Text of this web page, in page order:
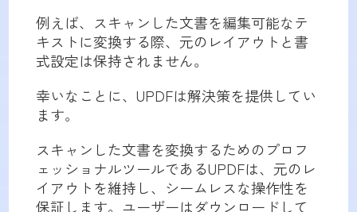
例えば、スキャンした文書を編集可能なテ
キストに変換する際、元のレイアウトと書
式設定は保持されません。
幸いなことに、UPDFは解決策を提供してい
ます。
スキャンした文書を変換するためのプロフ
ェッショナルツールであるUPDFは、元のレ
イアウトを維持し、シームレスな操作性を
保証します。ユーザーはダウンロードして